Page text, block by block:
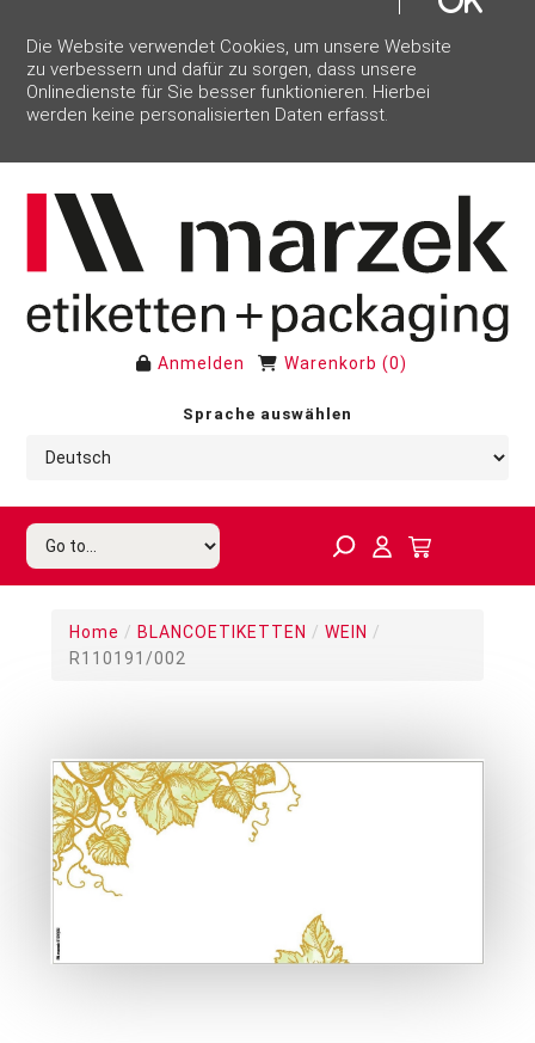
Die Website verwendet Cookies, um unsere Website
zu verbessern und dafür zu sorgen, dass unsere
Onlinedienste für Sie besser funktionieren. Hierbei
werden keine personalisierten Daten erfasst.
Anmelden Warenkorb (0)
Sprache auswählen
Home / BLANCOETIKETTEN / WEIN /
R110191/002